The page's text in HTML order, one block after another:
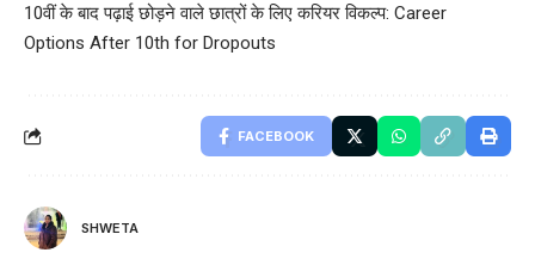
10वीं के बाद पढ़ाई छोड़ने वाले छात्रों के लिए करियर विकल्प: Career
Options After 10th for Dropouts
FACEBOOK
SHWETA